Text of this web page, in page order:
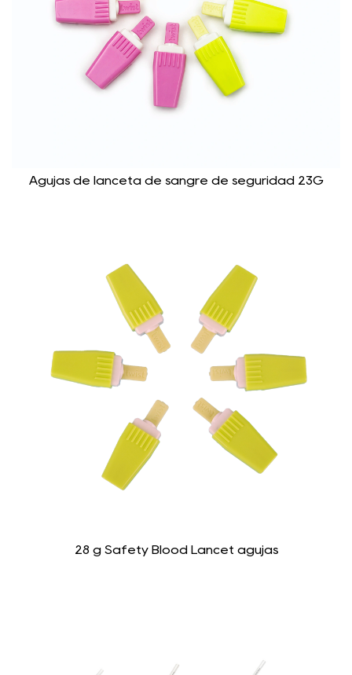
Agujas de lanceta de sangre de seguridad 23G
28 g Safety Blood Lancet agujas